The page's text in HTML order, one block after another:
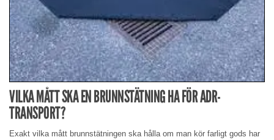
VILKA MÅTT SKA EN BRUNNSTÄTNING HA FÖR ADR-
TRANSPORT?
Exakt vilka mått brunnstätningen ska hålla om man kör farligt gods har